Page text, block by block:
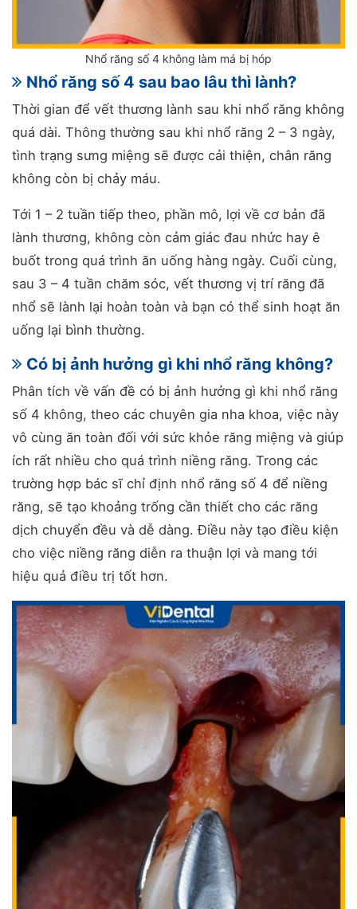
Nhổ răng số 4 không làm má bị hóp
Nhổ răng số 4 sau bao lâu thì lành?
Thời gian để vết thương lành sau khi nhổ răng không
quá dài. Thông thường sau khi nhổ răng 2 – 3 ngày,
tình trạng sưng miệng sẽ được cải thiện, chân răng
không còn bị chảy máu.
Tới 1 – 2 tuần tiếp theo, phần mô, lợi về cơ bản đã
lành thương, không còn cảm giác đau nhức hay ê
buốt trong quá trình ăn uống hàng ngày. Cuối cùng,
sau 3 – 4 tuần chăm sóc, vết thương vị trí răng đã
nhổ sẽ lành lại hoàn toàn và bạn có thể sinh hoạt ăn
uống lại bình thường.
Có bị ảnh hưởng gì khi nhổ răng không?
Phân tích về vấn đề có bị ảnh hưởng gì khi nhổ răng
số 4 không, theo các chuyên gia nha khoa, việc này
vô cùng ăn toàn đối với sức khỏe răng miệng và giúp
ích rất nhiều cho quá trình niềng răng. Trong các
trường hợp bác sĩ chỉ định nhổ răng số 4 để niềng
răng, sẽ tạo khoảng trống cần thiết cho các răng
dịch chuyển đều và dễ dàng. Điều này tạo điều kiện
cho việc niềng răng diễn ra thuận lợi và mang tới
hiệu quả điều trị tốt hơn.